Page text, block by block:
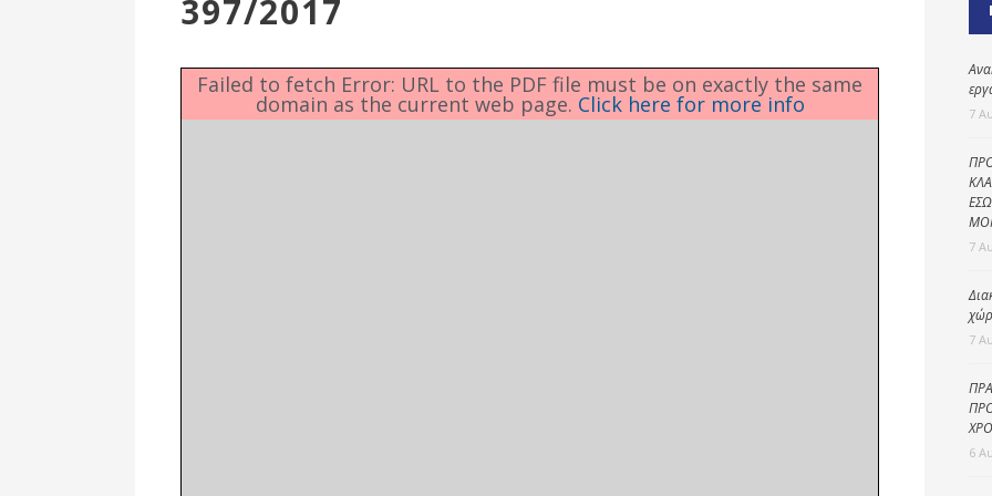
Επιτροπή
Ενότητες
Δημοτική
αστυνομία
397/2017
Failed to fetch Error: URL to the PDF file must be on exactly the same
domain as the current web page. Click here for more info 7
7
7
6